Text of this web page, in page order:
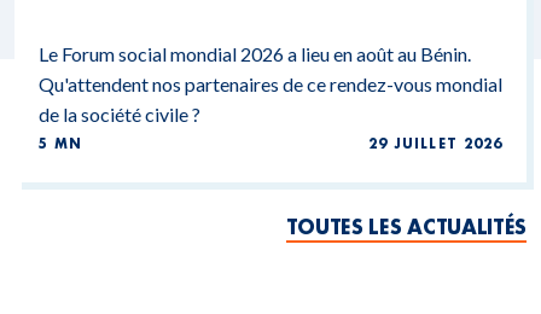
Le Forum social mondial 2026 a lieu en août au Bénin.
Qu'attendent nos partenaires de ce rendez-vous mondial
de la société civile ?
5 MN 29 JUILLET 2026
TOUTES LES ACTUALITÉS